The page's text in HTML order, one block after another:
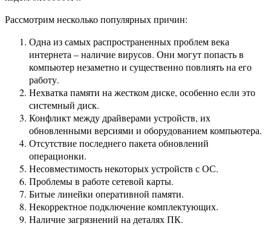
Рассмотрим несколько популярных причин:
Одна из самых распространенных проблем века
интернета – наличие вирусов. Они могут попасть в
компьютер незаметно и существенно повлиять на его
работу.
Нехватка памяти на жестком диске, особенно если это
системный диск.
Конфликт между драйверами устройств, их
обновленными версиями и оборудованием компьютера.
Отсутствие последнего пакета обновлений
операционки.
Несовместимость некоторых устройств с ОС.
Проблемы в работе сетевой карты.
Битые линейки оперативной памяти.
Некорректное подключение комплектующих.
Наличие загрязнений на деталях ПК.